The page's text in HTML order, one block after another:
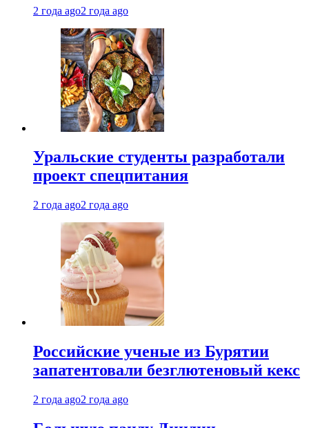
2 года ago2 года ago
Уральские студенты разработали
проект спецпитания
2 года ago2 года ago
Российские ученые из Бурятии
запатентовали безглютеновый кекс
2 года ago2 года ago